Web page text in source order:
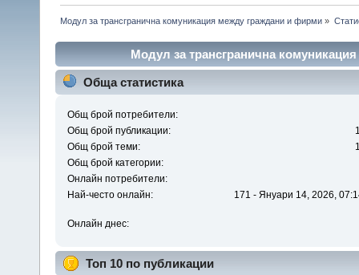
Модул за трансгранична комуникация между граждани и фирми »
Модул за трансгранична
Обща статистика
Общ брой потребители:
Общ брой публикации:
Общ брой теми:
Общ брой категории:
Онлайн потребители:
Най-често онлайн:
171 - Януари 14, 2026,
Онлайн днес:
Топ 10 по публикации